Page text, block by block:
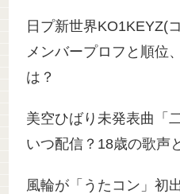
日プ新世界KO1KEYZ(
メンバープロフと順位
は？
美空ひばり未発表曲「
いつ配信？18歳の歌声
風輪が「うたコン」初